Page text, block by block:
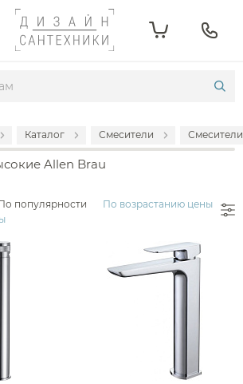
Каталог Смесители
Allen Brau
Фильтр
39 200
популярности
По возрастанию цены